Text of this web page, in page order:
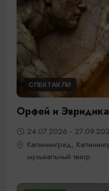
СПЕКТАКЛИ
Орфей и Эвридика
24.07.2026 -
Калининград,
музыкальный театр